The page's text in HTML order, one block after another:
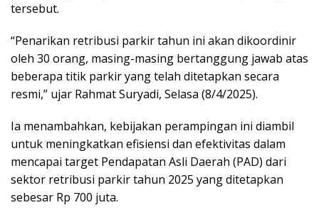
tersebut.
“Penarikan retribusi parkir tahun ini akan dikoordinir
oleh 30 orang, masing-masing bertanggung jawab atas
beberapa titik parkir yang telah ditetapkan secara
resmi,” ujar Rahmat Suryadi, Selasa (8/4/2025).
Ia menambahkan, kebijakan perampingan ini diambil
untuk meningkatkan efisiensi dan efektivitas dalam
mencapai target Pendapatan Asli Daerah (PAD) dari
sektor retribusi parkir tahun 2025 yang ditetapkan
sebesar Rp 700 juta.